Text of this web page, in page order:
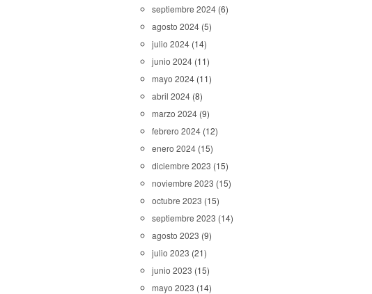
septiembre 2024 (6)
agosto 2024 (5)
julio 2024 (14)
junio 2024 (11)
mayo 2024 (11)
abril 2024 (8)
marzo 2024 (9)
febrero 2024 (12)
enero 2024 (15)
diciembre 2023 (15)
noviembre 2023 (15)
octubre 2023 (15)
septiembre 2023 (14)
agosto 2023 (9)
julio 2023 (21)
junio 2023 (15)
mayo 2023 (14)